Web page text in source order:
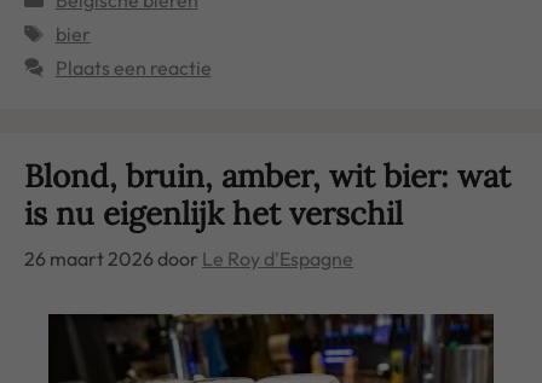
Tags
bier
Plaats een reactie
Blond, bruin, amber, wit bier: wat
is nu eigenlijk het verschil
26 maart 2026door Le Roy d'Espagne